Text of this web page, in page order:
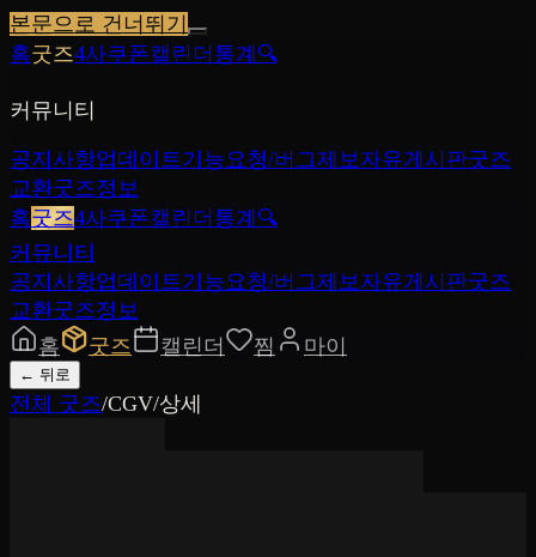
본문으로 건너뛰기
홈굿즈4사쿠폰캘린더 통계 🔍
커뮤니티
공지사항업데이트기능요청/버그제보자유게시판굿즈
교환굿즈정보
홈굿즈4사쿠폰캘린더 통계 🔍
커뮤니티
공지사항업데이트기능요청/버그제보자유게시판굿즈
교환굿즈정보
홈
굿즈 캘린더 찜 마이
← 뒤로
전체 굿즈/CGV/상세